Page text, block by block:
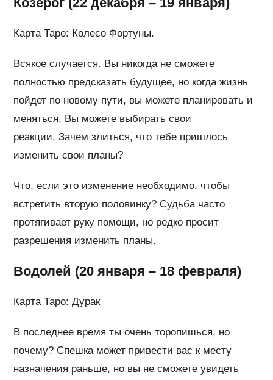
Карта Таро: Колесо Фортуны.
Всякое случается. Вы никогда не сможете
полностью предсказать будущее, но когда жизнь
пойдет по новому пути, вы можете планировать и
меняться. Вы можете выбирать свои
реакции. Зачем злиться, что тебе пришлось
изменить свои планы?
Что, если это изменение необходимо, чтобы
встретить вторую половинку? Судьба часто
протягивает руку помощи, но редко просит
разрешения изменить планы.
Водолей (20 января – 18 февраля)
Карта Таро: Дурак
В последнее время ты очень торопишься, но
почему? Спешка может привести вас к месту
назначения раньше, но вы не сможете увидеть